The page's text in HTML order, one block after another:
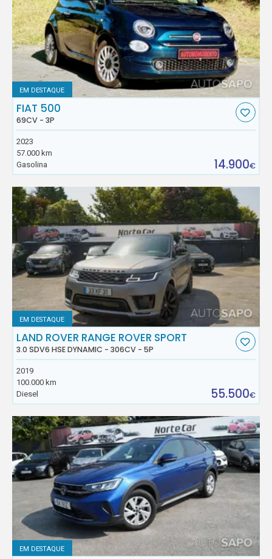
EM DESTAQUE
FIAT 500
69CV - 3P
2023
57.000 km
Gasolina
14.900€
EM DESTAQUE
LAND ROVER RANGE ROVER SPORT
3.0 SDV6 HSE DYNAMIC - 306CV - 5P
2019
100.000 km
Diesel
55.500€
EM DESTAQUE